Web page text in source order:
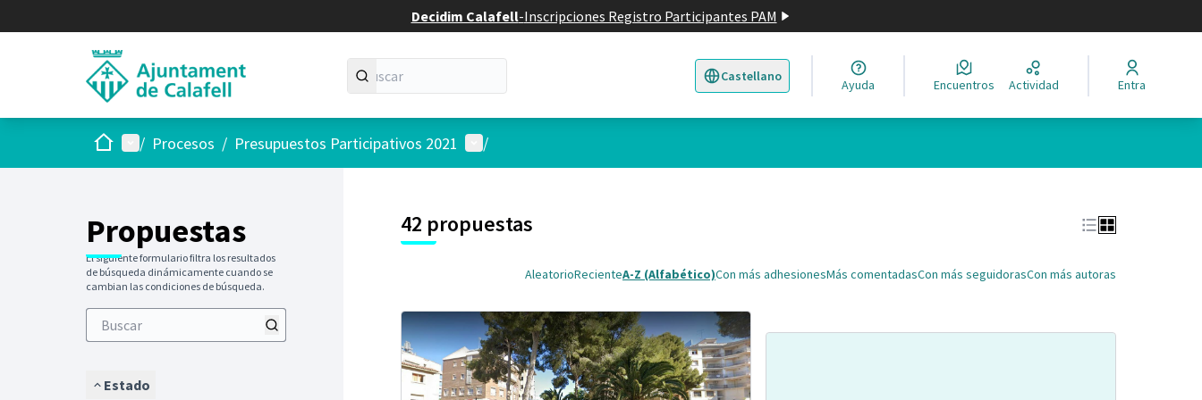
Decidim Calafell-Inscripciones Registro Participantes PAM
Castellano
Triar la llengua Elegir el idioma
Ayuda Encuentros Actividad Entra
InicioMenú principal
/ Procesos / Presupuestos Participativos 2021 Menú de usuario
/
Propuestas
El siguiente formulario filtra los resultados
de búsqueda dinámicamente cuando se
cambian las condiciones de búsqueda.
Estado
3
42 propuestas
AleatorioRecienteA-Z (Alfabético)Con más adhesionesMás comentadasCon más seguidorasCon más autoras